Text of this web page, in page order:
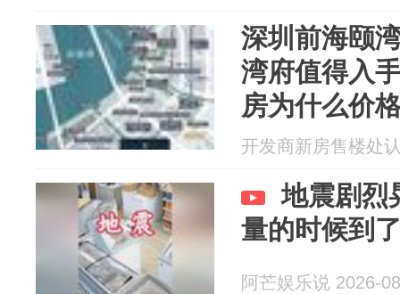
深圳前海颐
湾府值得入
房为什么价
房屋质量如
开发商新房售楼处
地震剧烈
量的时候到
阿芒娱乐说 2026-